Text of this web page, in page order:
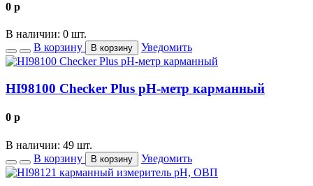
0 p
В наличии: 0 шт.
В корзину
В корзину Уведомить
HI98100 Checker Plus рН-метр карманный
0 p
В наличии: 49 шт.
В корзину
В корзину Уведомить